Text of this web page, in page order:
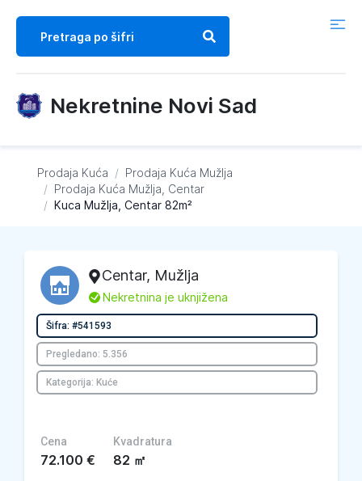
Nekretnine Novi Sad
Prodaja Kuća / Prodaja Kuća Mužlja
/ Prodaja Kuća Mužlja, Centar
/ Kuca Mužlja, Centar 82m²
Centar, Mužlja
L Nekretnina je uknjižena
Šifra: #541593
Pregledano: 5.356
Kategorija: Kuće
Cena
72.100 €
Kvadratura
82 ㎡